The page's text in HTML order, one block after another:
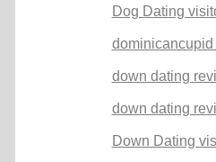
Dog Dating
down dating
down dating
Down Dating